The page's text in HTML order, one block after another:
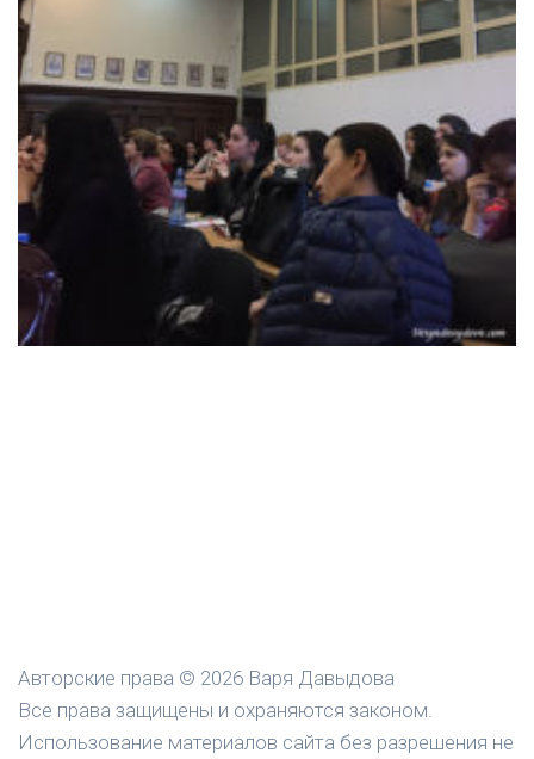
Авторские права © 2026 Варя Давыдова
Все права защищены и охраняются законом.
Использование материалов сайта без разрешения не